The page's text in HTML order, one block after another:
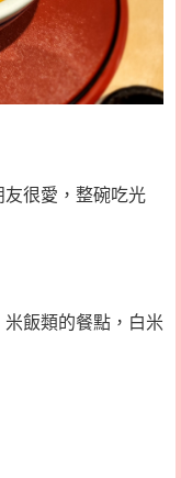
很愛，整碗吃光
飯類的餐點，白米